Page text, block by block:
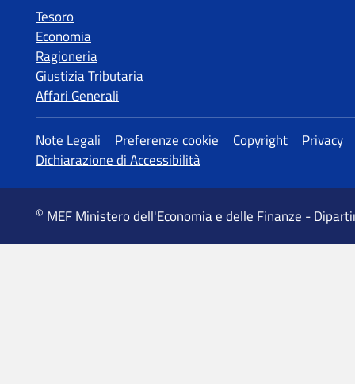
Tesoro
Economia
Ragioneria
Giustizia Tributaria
Affari Generali
MEF Ministero dell'Economia e delle Finanze -